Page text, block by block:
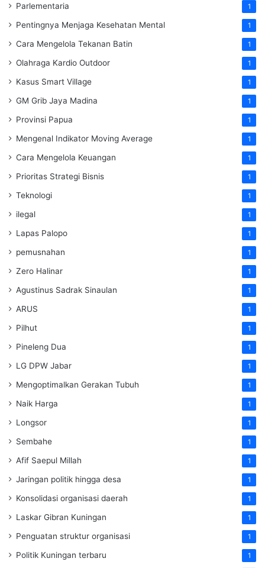
Parlementaria 1
Pentingnya Menjaga Kesehatan Mental 1
Cara Mengelola Tekanan Batin 1
Olahraga Kardio Outdoor 1
Kasus Smart Village 1
GM Grib Jaya Madina 1
Provinsi Papua 1
Mengenal Indikator Moving Average 1
Cara Mengelola Keuangan 1
Prioritas Strategi Bisnis 1
Teknologi 1
ilegal 1
Lapas Palopo 1
pemusnahan 1
Zero Halinar 1
Agustinus Sadrak Sinaulan 1
ARUS 1
Pilhut 1
Pineleng Dua 1
LG DPW Jabar 1
Mengoptimalkan Gerakan Tubuh 1
Naik Harga 1
Longsor 1
Sembahe 1
Afif Saepul Millah 1
Jaringan politik hingga desa 1
Konsolidasi organisasi daerah 1
Laskar Gibran Kuningan 1
Penguatan struktur organisasi 1
Politik Kuningan terbaru 1